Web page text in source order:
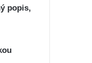
popis,